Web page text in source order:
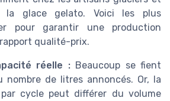
la glace gelato. Voici les plus
pour garantir une production
qualité-prix.
réelle :Beaucoup se fient
nombre de litres annoncés. Or, la
cycle peut différer du volume